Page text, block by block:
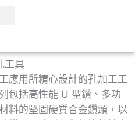
工具
應用所精心設計的孔加工工
包括高性能 U 型鑽、多功
料的堅固硬質合金鑽頭，以